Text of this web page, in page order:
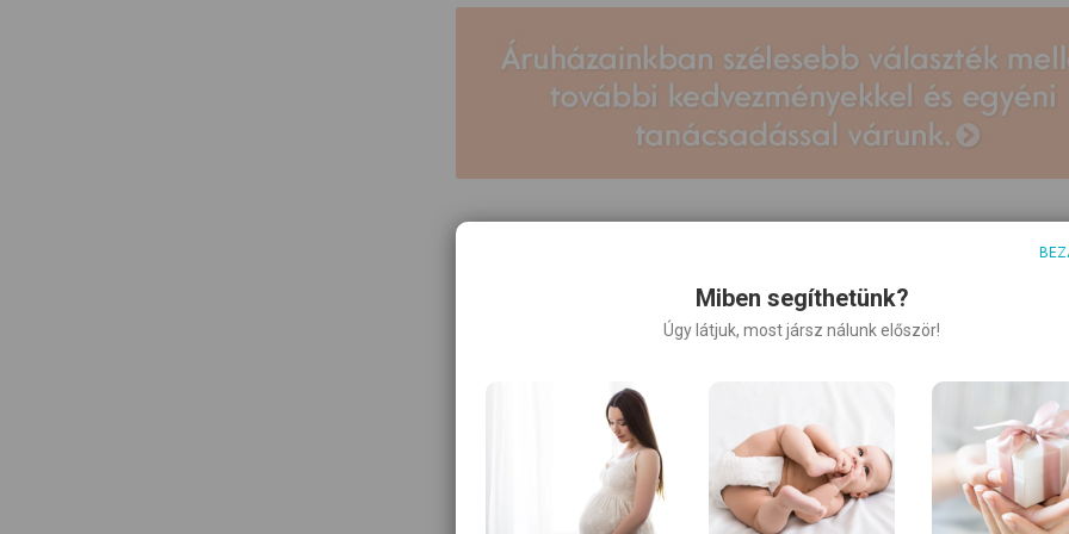
Miben segíthetünk?
Úgy látjuk, most jársz nálunk először!